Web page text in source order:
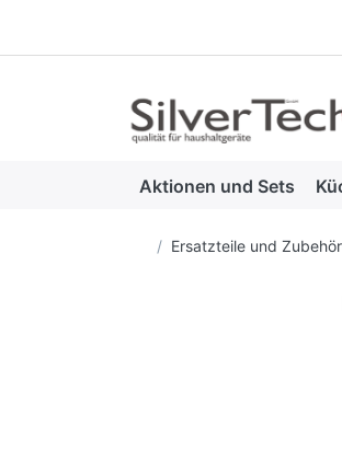
Aktionen und Sets
Startseite
Ersatzteile und Zubehör